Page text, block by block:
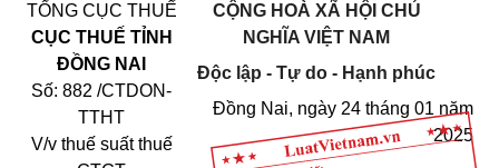
TỔNG CỤC THUẾ
CỤC THUẾ TỈNH
ĐỒNG NAI
Số: 882 /CTDON-
TTHT
V/v thuế suất thuế
CỘNG HOÀ XÃ HỘI CHỦ
NGHĨA VIỆT NAM
Độc lập - Tự do - Hạnh phúc
Đồng Nai, ngày 24 tháng 01 năm
2025